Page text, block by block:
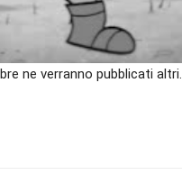
ne verranno pubblicati altri.